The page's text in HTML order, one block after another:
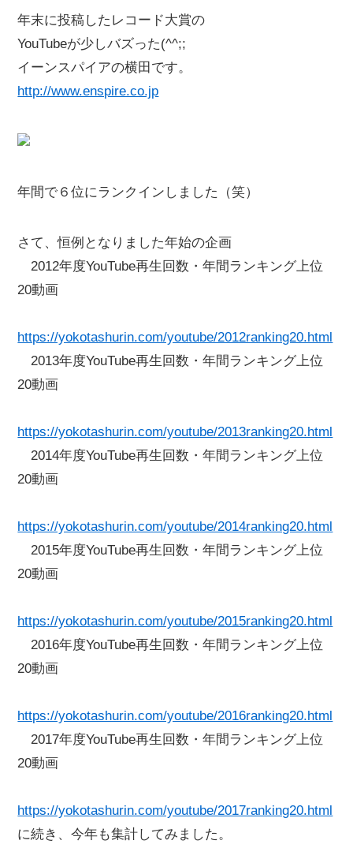
年末に投稿したレコード大賞の
YouTubeが少しバズった(^^;;
イーンスパイアの横田です。
http://www.enspire.co.jp
年間で６位にランクインしました（笑）
さて、恒例となりました年始の企画
2012年度YouTube再生回数・年間ランキング上位
20動画
https://yokotashurin.com/youtube/2012ranking20.html
2013年度YouTube再生回数・年間ランキング上位
20動画
https://yokotashurin.com/youtube/2013ranking20.html
2014年度YouTube再生回数・年間ランキング上位
20動画
https://yokotashurin.com/youtube/2014ranking20.html
2015年度YouTube再生回数・年間ランキング上位
20動画
https://yokotashurin.com/youtube/2015ranking20.html
2016年度YouTube再生回数・年間ランキング上位
20動画
https://yokotashurin.com/youtube/2016ranking20.html
2017年度YouTube再生回数・年間ランキング上位
20動画
https://yokotashurin.com/youtube/2017ranking20.html
に続き、今年も集計してみました。